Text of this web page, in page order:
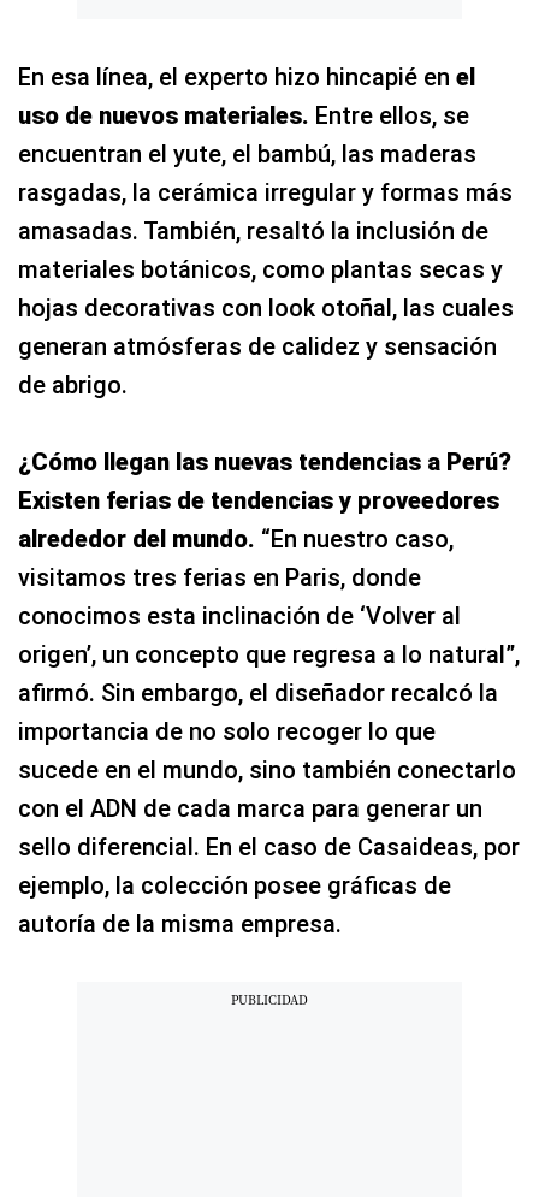
En esa línea, el experto hizo hincapié en el
uso de nuevos materiales. Entre ellos, se
encuentran el yute, el bambú, las maderas
rasgadas, la cerámica irregular y formas más
amasadas. También, resaltó la inclusión de
materiales botánicos, como plantas secas y
hojas decorativas con look otoñal, las cuales
generan atmósferas de calidez y sensación
de abrigo.
¿Cómo llegan las nuevas tendencias a Perú?
Existen ferias de tendencias y proveedores
alrededor del mundo. “En nuestro caso,
visitamos tres ferias en Paris, donde
conocimos esta inclinación de ‘Volver al
origen’, un concepto que regresa a lo natural”,
afirmó. Sin embargo, el diseñador recalcó la
importancia de no solo recoger lo que
sucede en el mundo, sino también conectarlo
con el ADN de cada marca para generar un
sello diferencial. En el caso de Casaideas, por
ejemplo, la colección posee gráficas de
autoría de la misma empresa.